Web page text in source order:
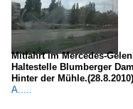
Mitfahrt im Mercedes-
Haltestelle Blumberger
Hinter der Mühle.(28.8.2010)
A.....